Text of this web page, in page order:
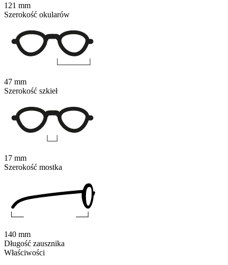
Właściwości
121 mm
Szerokość okularów
47 mm
Szerokość szkieł
17 mm
Szerokość mostka
140 mm
Długość zausznika